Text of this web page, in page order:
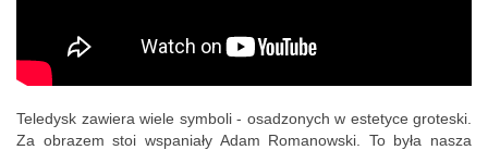
Teledysk zawiera wiele symboli - osadzonych w estetyce groteski.
Za obrazem stoi wspaniały Adam Romanowski. To była nasza